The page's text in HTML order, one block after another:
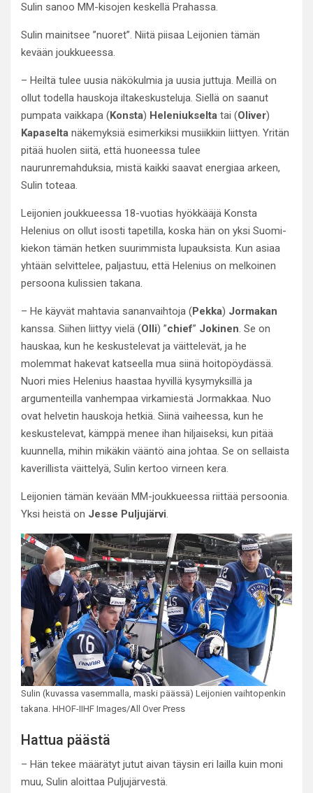
Sulin sanoo MM-kisojen keskellä Prahassa.
Sulin mainitsee ”nuoret”. Niitä piisaa Leijonien tämän
kevään joukkueessa.
– Heiltä tulee uusia näkökulmia ja uusia juttuja. Meillä on
ollut todella hauskoja iltakeskusteluja. Siellä on saanut
pumpata vaikkapa (Konsta) Heleniukselta tai (Oliver)
Kapaselta näkemyksiä esimerkiksi musiikkiin liittyen. Yritän
pitää huolen siitä, että huoneessa tulee
naurunremahduksia, mistä kaikki saavat energiaa arkeen,
Sulin toteaa.
Leijonien joukkueessa 18-vuotias hyökkääjä Konsta
Helenius on ollut isosti tapetilla, koska hän on yksi Suomi-
kiekon tämän hetken suurimmista lupauksista. Kun asiaa
yhtään selvittelee, paljastuu, että Helenius on melkoinen
persoona kulissien takana.
– He käyvät mahtavia sananvaihtoja (Pekka) Jormakan
kanssa. Siihen liittyy vielä (Olli) ”chief” Jokinen. Se on
hauskaa, kun he keskustelevat ja väittelevät, ja he
molemmat hakevat katseella mua siinä hoitopöydässä.
Nuori mies Helenius haastaa hyvillä kysymyksillä ja
argumenteilla vanhempaa virkamiestä Jormakkaa. Nuo
ovat helvetin hauskoja hetkiä. Siinä vaiheessa, kun he
keskustelevat, kämppä menee ihan hiljaiseksi, kun pitää
kuunnella, mihin mikäkin vääntö aina johtaa. Se on sellaista
kaverillista väittelyä, Sulin kertoo virneen kera.
Leijonien tämän kevään MM-joukkueessa riittää persoonia.
Yksi heistä on Jesse Puljujärvi.
Sulin (kuvassa vasemmalla, maski päässä) Leijonien vaihtopenkin
takana. HHOF-IIHF Images/All Over Press
Hattua päästä
– Hän tekee määrätyt jutut aivan täysin eri lailla kuin moni
muu, Sulin aloittaa Puljujärvestä.